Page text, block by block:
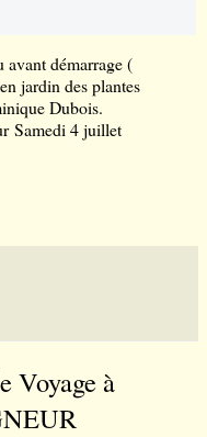
avant démarrage (
jardin des plantes
Dubois.
Samedi 4 juillet
à